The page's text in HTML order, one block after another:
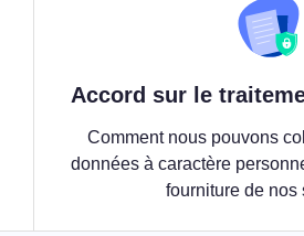
Accord sur le
Comment nous pouvons
données à caractère
fourniture de nos